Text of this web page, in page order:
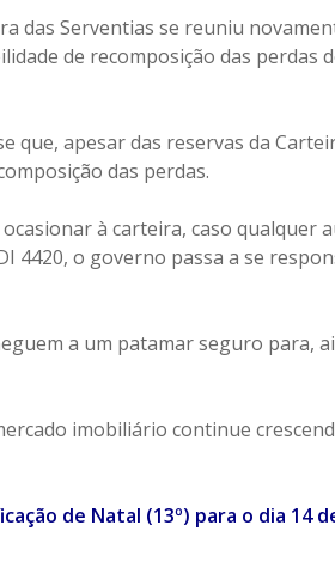
das Serventias se reuniu
de recomposição das perdas
que, apesar das reservas da
das perdas.
à carteira, caso qualquer
4420, o governo passa a se
a um patamar seguro para,
imobiliário continue
de Natal (13º) para o dia 14